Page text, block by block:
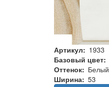
Артикул
1933
Базовый цвет
Оттенок
Белый
Ширина
53